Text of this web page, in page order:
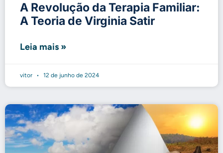
A Revolução da Terapia Familiar:
A Teoria de Virginia Satir
Leia mais »
vitor 12 de junho de 2024